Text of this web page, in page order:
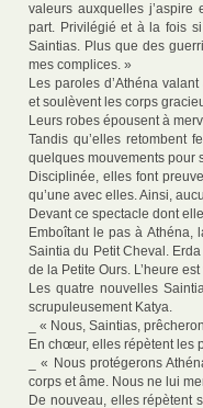
valeurs auxquelles
part. Privilégié et à la fois
Saintias. Plus que des
mes complices. »
Les paroles d’Athéna
et soulèvent les corps
Leurs robes épousent à
Tandis qu’elles retombent
quelques mouvements pour
Disciplinée, elles font
qu’une avec elles. Ainsi,
Devant ce spectacle dont
Emboîtant le pas à Athéna,
Saintia du Petit Cheval.
de la Petite Ours. L’heure
Les quatre nouvelles
scrupuleusement Katya.
_ « Nous, Saintias,
En chœur, elles répètent les
_ « Nous protégerons
corps et âme. Nous ne lui
De nouveau, elles répètent